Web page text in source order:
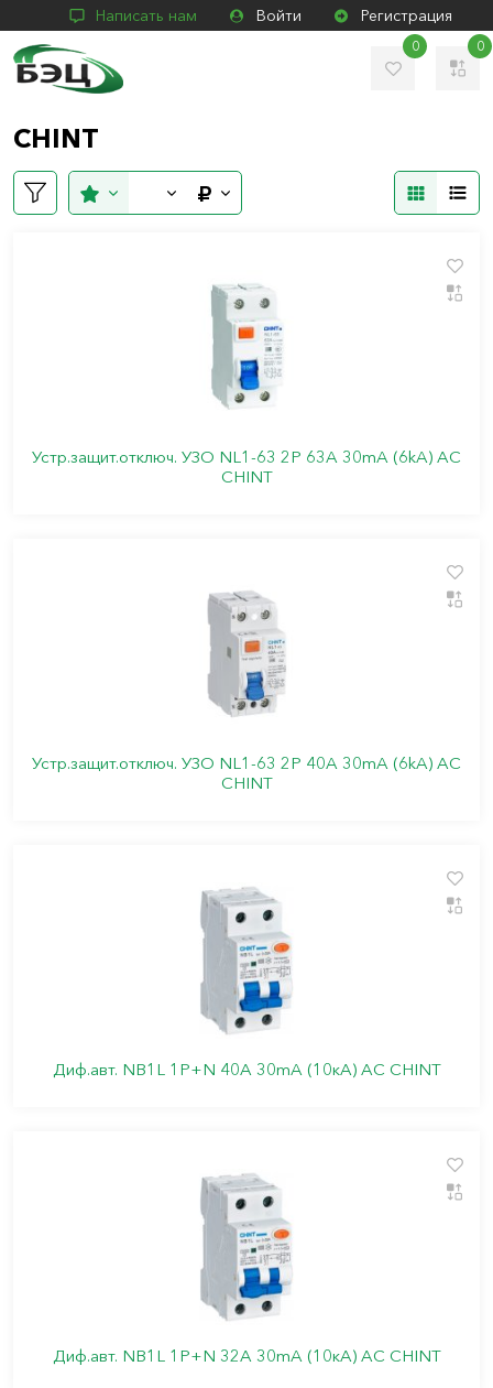
Написать нам Войти Регистрация
0 0
CHINT
Устр.защит.отключ. УЗО NL1-63 2P 63A 30mA (6kA) АС
CHINT
Устр.защит.отключ. УЗО NL1-63 2P 40A 30mA (6kA) АС
CHINT
Диф.авт. NB1L 1P+N 40А 30mA (10кА) АС CHINT
Диф.авт. NB1L 1P+N 32А 30mA (10кА) АС CHINT